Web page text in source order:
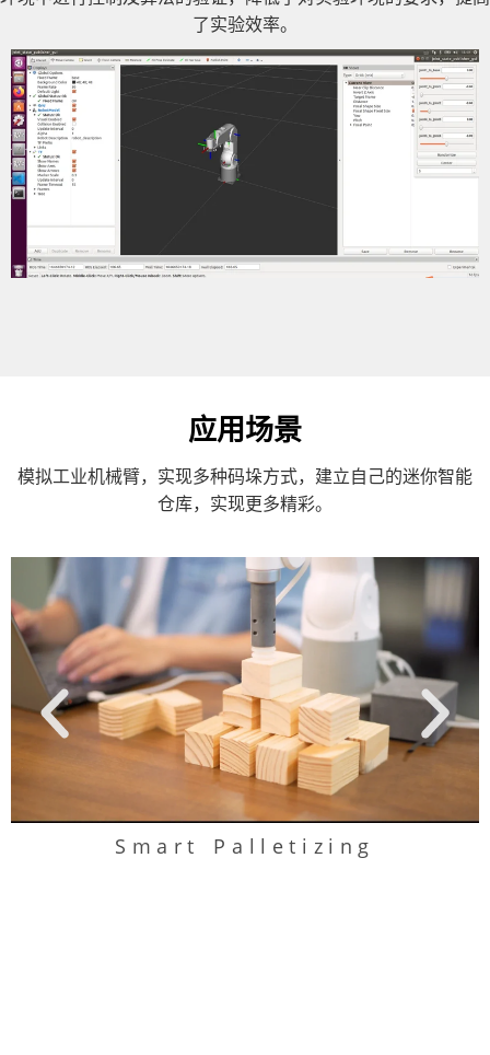
了实验效率。
应用场景
模拟工业机械臂，实现多种码垛方式，建立自己的迷你智能
仓库，实现更多精彩。
Smart Palletizing